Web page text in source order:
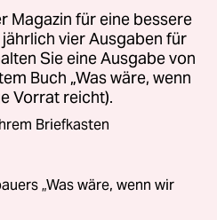
Magazin für eine bessere
vier Ausgaben für
Sie eine Ausgabe von
Buch „Was wäre, wenn
Vorrat reicht).
Briefkasten
„Was wäre, wenn wir